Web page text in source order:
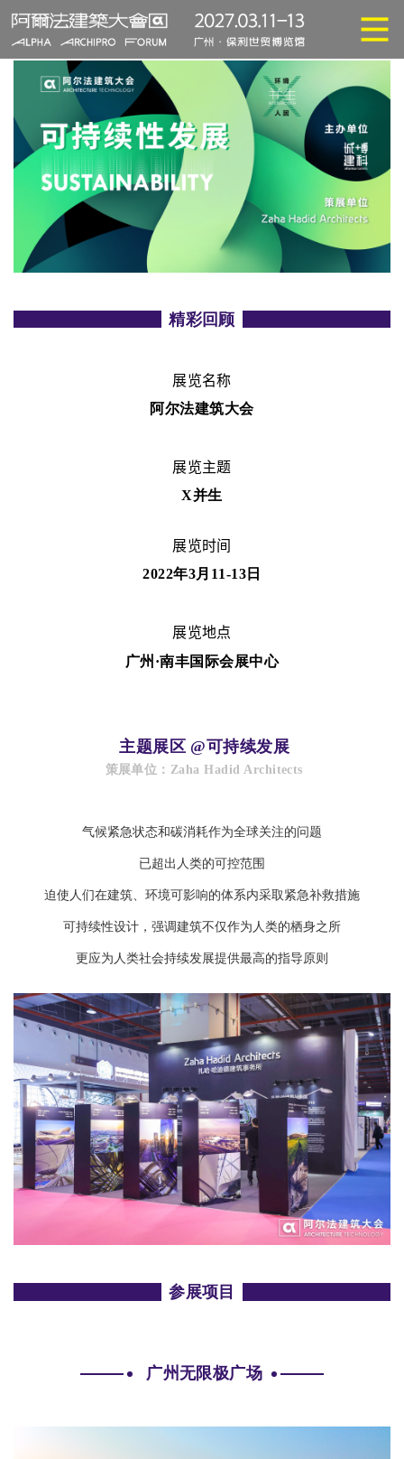
精彩回顾
展览名称
阿尔法建筑大会
展览主题
X并生
展览时间
2022年3月11-13日
展览地点
广州 ·南丰国际会展中心
主题展区 @可持续发展
策展单位：Zaha Hadid Architects
气候紧急状态和碳消耗作为全球关注的问题
已超出人类的可控范围
迫使人们在建筑、环境可影响的体系内采取紧急补救措施
可持续性设计，强调建筑不仅作为人类的栖身之所
更应为人类社会持续发展提供最高的指导原则
参展项目
广州无限极广场